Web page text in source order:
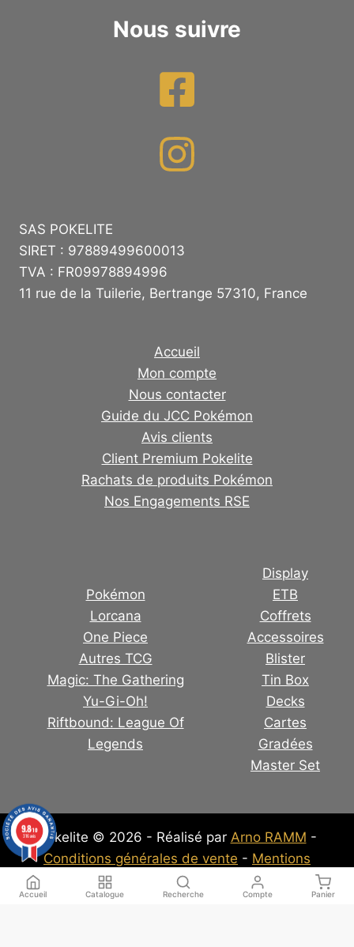
Nous suivre
SAS POKELITE
SIRET : 97889499600013
TVA : FR09978894996
11 rue de la Tuilerie, Bertrange 57310, France
Accueil
Mon compte
Nous contacter
Guide du JCC Pokémon
Avis clients
Client Premium Pokelite
Rachats de produits Pokémon
Nos Engagements RSE
Pokémon
Lorcana
One Piece
Autres TCG
Magic: The Gathering
Yu-Gi-Oh!
Riftbound: League Of
Legends
Display
ETB
Coffrets
Accessoires
Blister
Tin Box
Decks
Cartes
Gradées
Master Set
Pokelite © 2026 - Réalisé par Arno RAMM -
Conditions générales de vente - Mentions
Légales- Politique de confidentialité
Accueil Catalogue Recherche Compte Panier
9.8/10
316 avis